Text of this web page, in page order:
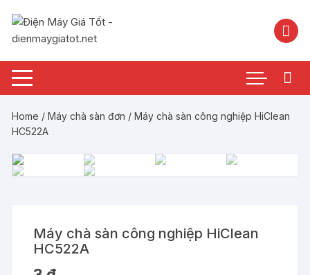
nội
Home /Máy chà sàn đơn / Máy chà sàn công nghiệp HiClean
HC522A
Máy chà sàn công nghiệp HiClean
HC522A